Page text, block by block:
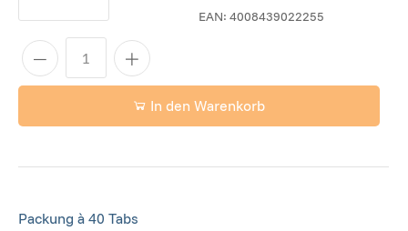
EAN:4008439022255
In den Warenkorb
Packung à 40 Tabs